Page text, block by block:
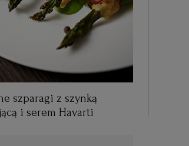
szparagi z szynką
i serem Havarti